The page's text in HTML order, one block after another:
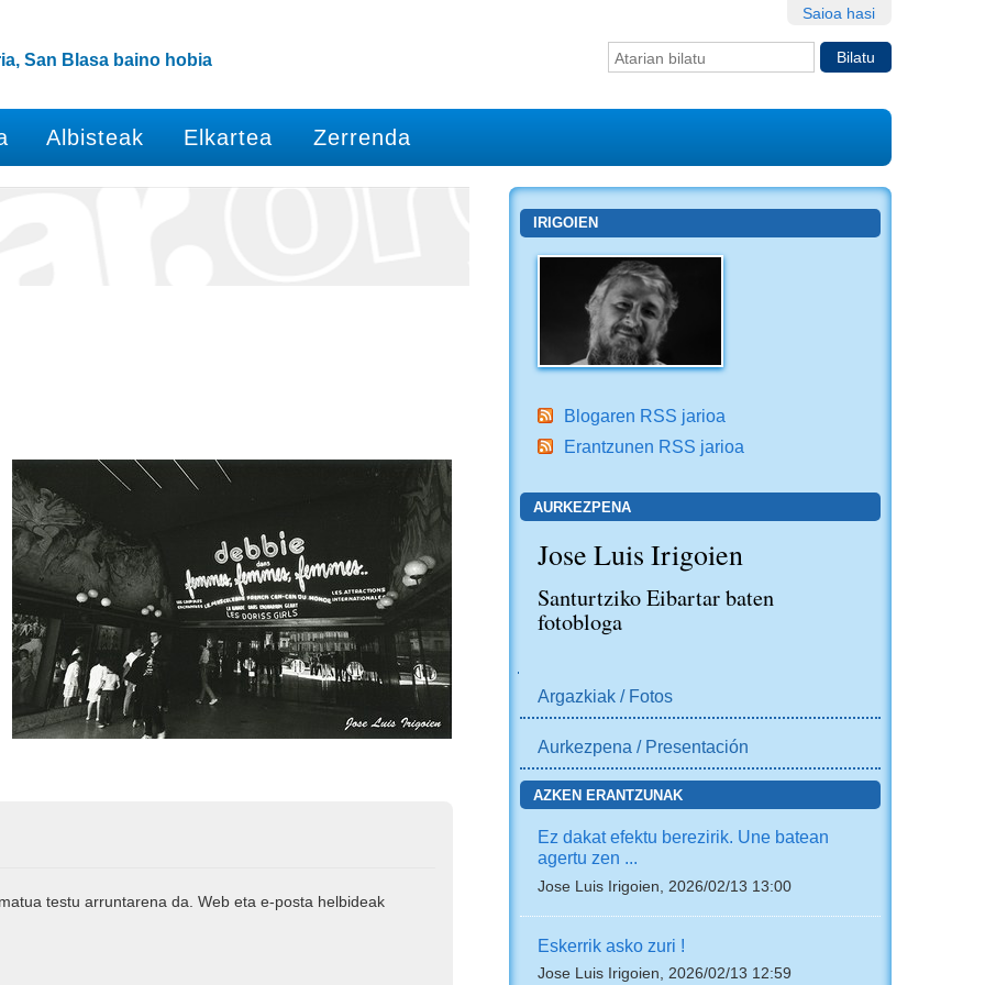
Saioa hasi
Bilatu atarian
San Blasa baino hobia
Albisteak Elkartea Zerrenda
testu arruntarena da. Web eta e-posta helbideak
IRIGOIEN
Blogaren RSS jarioa
Erantzunen RSS jarioa
AURKEZPENA
Jose Luis Irigoien
Santurtziko Eibartar baten
fotobloga
Argazkiak / Fotos
Aurkezpena / Presentación
AZKEN ERANTZUNAK
Ez dakat efektu berezirik. Une batean
agertu zen ...
Jose Luis Irigoien, 2026/02/13 13:00
Eskerrik asko zuri !
Jose Luis Irigoien, 2026/02/13 12:59